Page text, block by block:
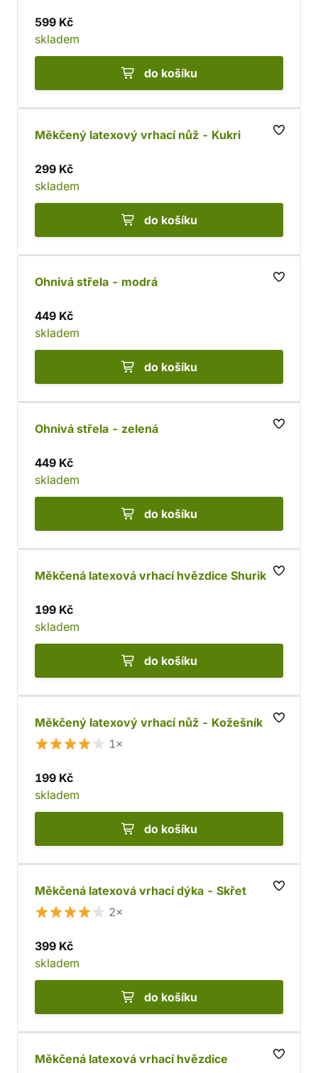
599 Kč
skladem
do košíku
Měkčený latexový vrhací nůž - Kukri
299 Kč
skladem
do košíku
Ohnivá střela - modrá
449 Kč
skladem
do košíku
Ohnivá střela - zelená
449 Kč
skladem
do košíku
Měkčená latexová vrhací hvězdice Shuriken
199 Kč
skladem
do košíku
Měkčený latexový vrhací nůž - Kožešník
1×
199 Kč
skladem
do košíku
Měkčená latexová vrhací dýka - Skřet
2×
399 Kč
skladem
do košíku
Měkčená latexová vrhací hvězdice